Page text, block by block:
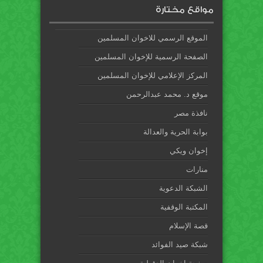
مواقع مختارة
الموقع الرسمي للاخوان المسلمين
الصفحة الرسمية للإخوان المسلمين
المركز الإعلامي للإخوان المسلمين
موقع د. محمد عبدالرحمن
نافذة مصر
بوابة الحرية والعدالة
إخوان ويكي
منارات
الشبكة الدعوية
المكتبة الوقفية
قصة الإسلام
شبكة صيد الفوائد